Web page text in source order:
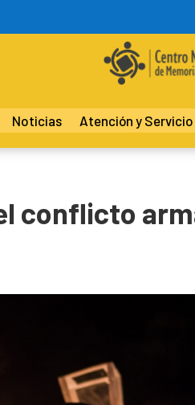
Noticias Atención y Servicio
conflicto